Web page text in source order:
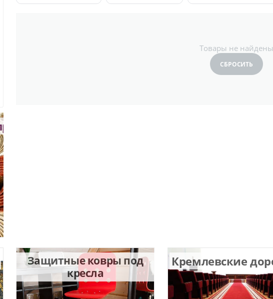
Товары не найдены
СБРОСИТЬ
Защитные ковры под
кресла
Кремлевские